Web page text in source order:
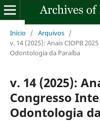
Início / Arquivos /
v. 14 (2025): Anais CIOPB
Odontologia da Paraíba
v. 14 (2025):
Congresso
Odontologia